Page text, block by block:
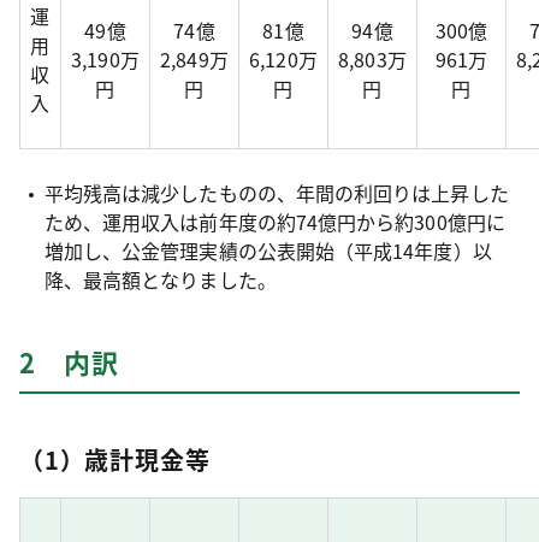
運
用
収
入
49億
3,190万
円
74億
2,849万
円
81億
6,120万
円
94億
8,803万
円
300億
961万
円
平均残高は減少したものの、年間の利回りは上昇した
ため、運用収入は前年度の約74億円から約300億円に
増加し、公金管理実績の公表開始（平成14年度）以
降、最高額となりました。
2 内訳
（1）歳計現金等